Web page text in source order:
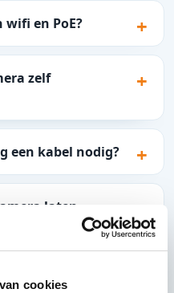
cookies
en PoE?
zelf
een kabel nodig?
laten